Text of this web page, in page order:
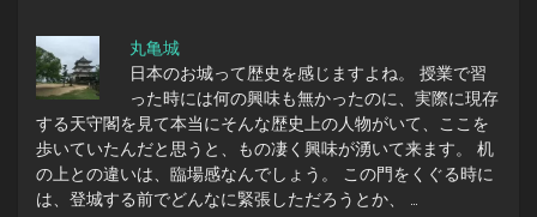
丸亀城
日本のお城って歴史を感じますよね。 授業で習
った時には何の興味も無かったのに、実際に現存
する天守閣を見て本当にそんな歴史上の人物がいて、ここを
歩いていたんだと思うと、もの凄く興味が湧いて来ます。 机
の上との違いは、臨場感なんでしょう。 この門をくぐる時に
は、登城する前でどんなに緊張しただろうとか、 …